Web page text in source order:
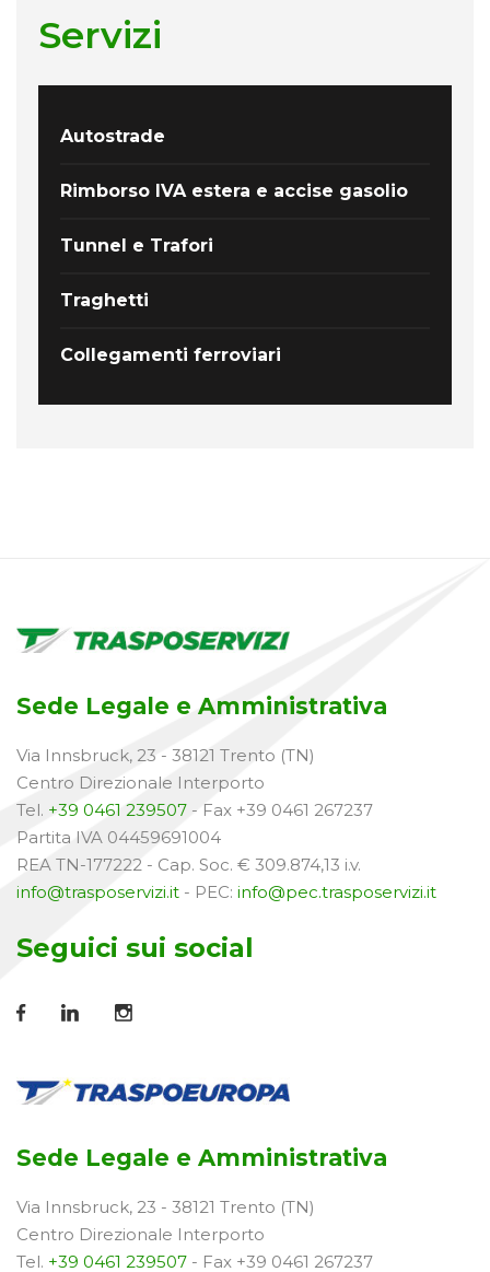
Servizi
Autostrade
Rimborso IVA estera e accise gasolio
Tunnel e Trafori
Traghetti
Collegamenti ferroviari
Sede Legale e Amministrativa
Via Innsbruck, 23 - 38121 Trento (TN)
Centro Direzionale Interporto
Tel. +39 0461 239507 - Fax +39 0461 267237
Partita IVA 04459691004
REA TN-177222 - Cap. Soc. € 309.874,13 i.v.
info@trasposervizi.it - PEC: info@pec.trasposervizi.it
Seguici sui social
Sede Legale e Amministrativa
Via Innsbruck, 23 - 38121 Trento (TN)
Centro Direzionale Interporto
Tel. +39 0461 239507 - Fax +39 0461 267237